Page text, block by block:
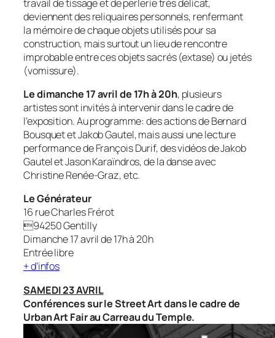
travail de tissage et de perlerie très délicat,
deviennent des reliquaires personnels, renfermant
la mémoire de chaque objets utilisés pour sa
construction, mais surtout un lieu de rencontre
improbable entre ces objets sacrés (extase) ou jetés
(vomissure).
Le dimanche 17 avril de 17h à 20h, plusieurs
artistes sont invités à intervenir dans le cadre de
l’exposition. Au programme: des actions de Bernard
Bousquet et Jakob Gautel, mais aussi une lecture
performance de François Durif, des vidéos de Jakob
Gautel et Jason Karaïndros, de la danse avec
Christine Renée-Graz, etc.
Le Générateur
16 rue Charles Frérot
94250 Gentilly
Dimanche 17 avril de 17h à 20h
Entrée libre
+ d’infos
SAMEDI 23 AVRIL
Conférences sur le Street Art dans le cadre de
Urban Art Fair au Carreau du Temple.